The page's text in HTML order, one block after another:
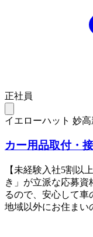
正社員
イエローハット 妙
カー用品取付・
【未経験入社5割以
き」が立派な応募
るので、安心して車
地域以外にお住まい